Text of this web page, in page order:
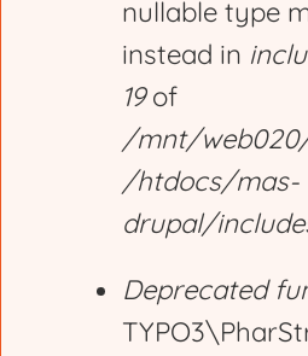
nullable type
instead in
19of
/mnt/
/htdocs/mas-
drupal/
Deprecated